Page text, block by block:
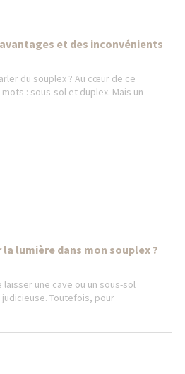
et des inconvénients
du souplex ? Au cœur de ce
: sous-sol et duplex. Mais un
lumière dans mon souplex ?
laisser une cave ou un sous-sol
Toutefois, pour